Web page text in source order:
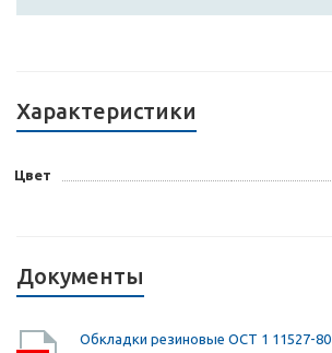
Характеристики
Цвет
Документы
Обкладки резиновые ОСТ 1 11527-80